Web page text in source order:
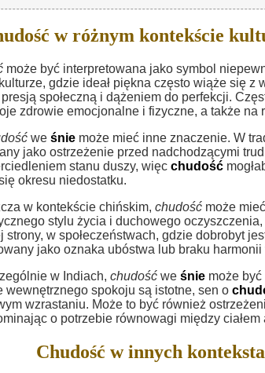
w różnym kontekście
może być interpretowana jako symbol
gdzie ideał piękna często wiąże się z
społeczną i dążeniem do perfekcji.
zdrowie emocjonalne i fizyczne, a także na
we śnie może mieć inne znaczenie. W
jako ostrzeżenie przed nadchodzącymi
stanu duszy, więc chudość
okresu niedostatku.
w kontekście chińskim, chudość może
stylu życia i duchowego
w społeczeństwach, gdzie dobrobyt
jako oznaka ubóstwa lub braku harmonii
w Indiach, chudość we śnie może
spokoju są istotne, sen o
wzrastaniu. Może to być również
o potrzebie równowagi między ciałem
Chudość w innych